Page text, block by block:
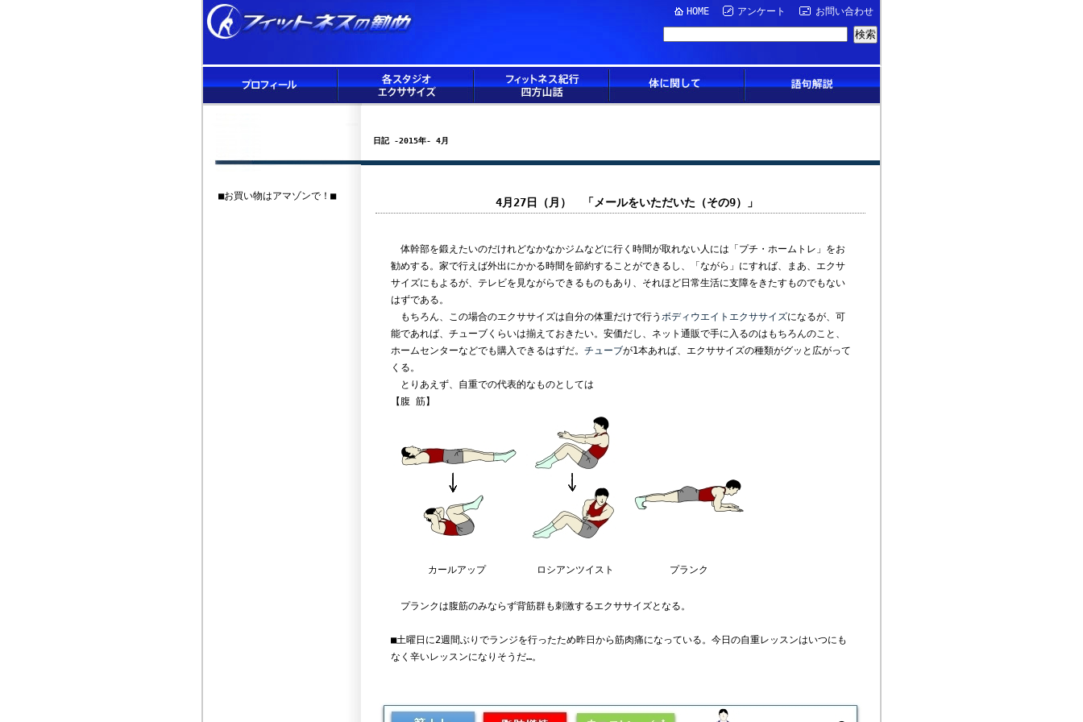
HOME アンケート お問い合わせ
■お買い物はアマゾンで！■
日記 -2015年- 4月
4月27日（月） 「メールをいただいた（その9）」
体幹部を鍛えたいのだけれどなかなかジムなどに行く時間が取れない人には「プチ・ホームトレ」をお
勧めする。家で行えば外出にかかる時間を節約することができるし、「ながら」にすれば、まあ、エクサ
サイズにもよるが、テレビを見ながらできるものもあり、それほど日常生活に支障をきたすものでもない
はずである。
もちろん、この場合のエクササイズは自分の体重だけで行う ボディウエイトエクササイズになるが、可
能であれば、チューブくらいは揃えておきたい。安価だし、ネット通販で手に入るのはもちろんのこと、
ホームセンターなどでも購入できるはずだ。 チューブが1本あれば、エクササイズの種類がグッと広がって
くる。
とりあえず、自重での代表的なものとしては
【腹 筋】
カールアップ ロシアンツイスト プランク
プランクは腹筋のみならず背筋群も刺激するエクササイズとなる。
■土曜日に2週間ぶりでランジを行ったため昨日から筋肉痛になっている。今日の自重レッスンはいつにも
なく辛いレッスンになりそうだ…。